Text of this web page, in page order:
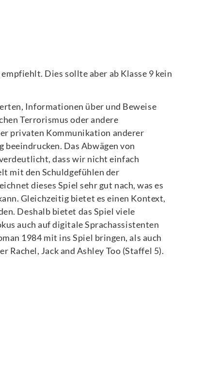
Dies sollte aber ab Klasse 9 kein
Informationen über und Beweise
Terrorismus oder andere
privaten Kommunikation anderer
beeindrucken. Das Abwägen von
dass wir nicht einfach
mit den Schuldgefühlen der
dieses Spiel sehr gut nach, was es
Gleichzeitig bietet es einen Kontext,
Deshalb bietet das Spiel viele
auch auf digitale Sprachassistenten
1984 mit ins Spiel bringen, als auch
Jack and Ashley Too (Staffel 5).